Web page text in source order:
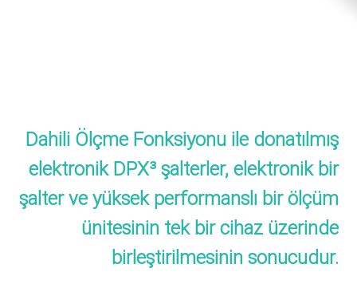
Dahili Ölçme Fonksiyonu ile donatılmış
elektronik DPX³ şalterler, elektronik bir
şalter ve yüksek performanslı bir ölçüm
ünitesinin tek bir cihaz üzerinde
birleştirilmesinin sonucudur.